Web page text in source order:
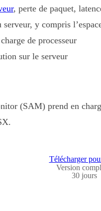
, perte de paquet,
y compris
de processeur
sur le serveur
(SAM) prend en
Télécharger
Version
30 jours